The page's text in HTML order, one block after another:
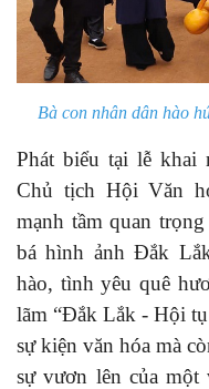
Bà con nhân dân hào
Phát biểu tại lễ khai
Chủ tịch Hội Văn
mạnh tầm quan
bá hình ảnh Đắk
hào, tình yêu quê
lãm “Đắk Lắk - Hội
sự kiện văn hóa mà
sự vươn lên của một